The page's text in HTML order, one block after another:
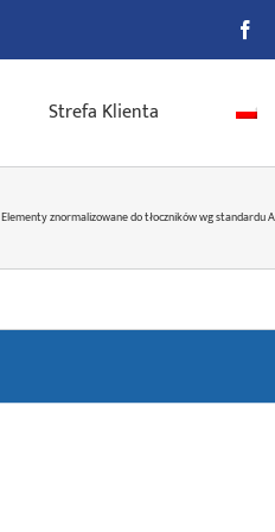
Strefa Klienta
Elementy znormalizowane do tłoczników wg standardu